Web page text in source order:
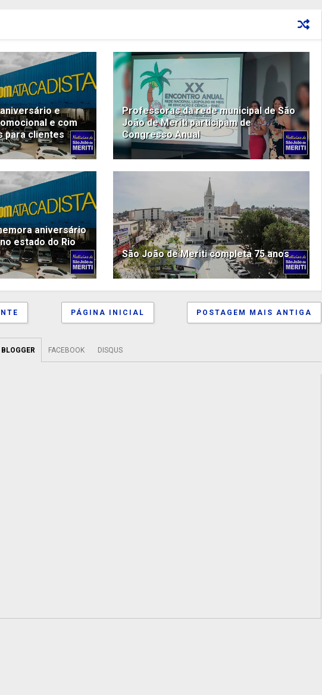
e
e com
para clientes
Professoras da rede municipal de São
João de Meriti participam de
Congresso Anual
aniversário
estado do Rio
São João de Meriti completa 75 anos
POSTAGEM MAIS ANTIGA
PÁGINA INICIAL
BLOGGER FACEBOOK DISQUS